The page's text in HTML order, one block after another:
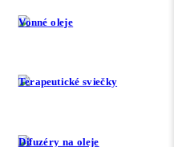
Vonné oleje
Terapeutické sviečky
Difuzéry na oleje